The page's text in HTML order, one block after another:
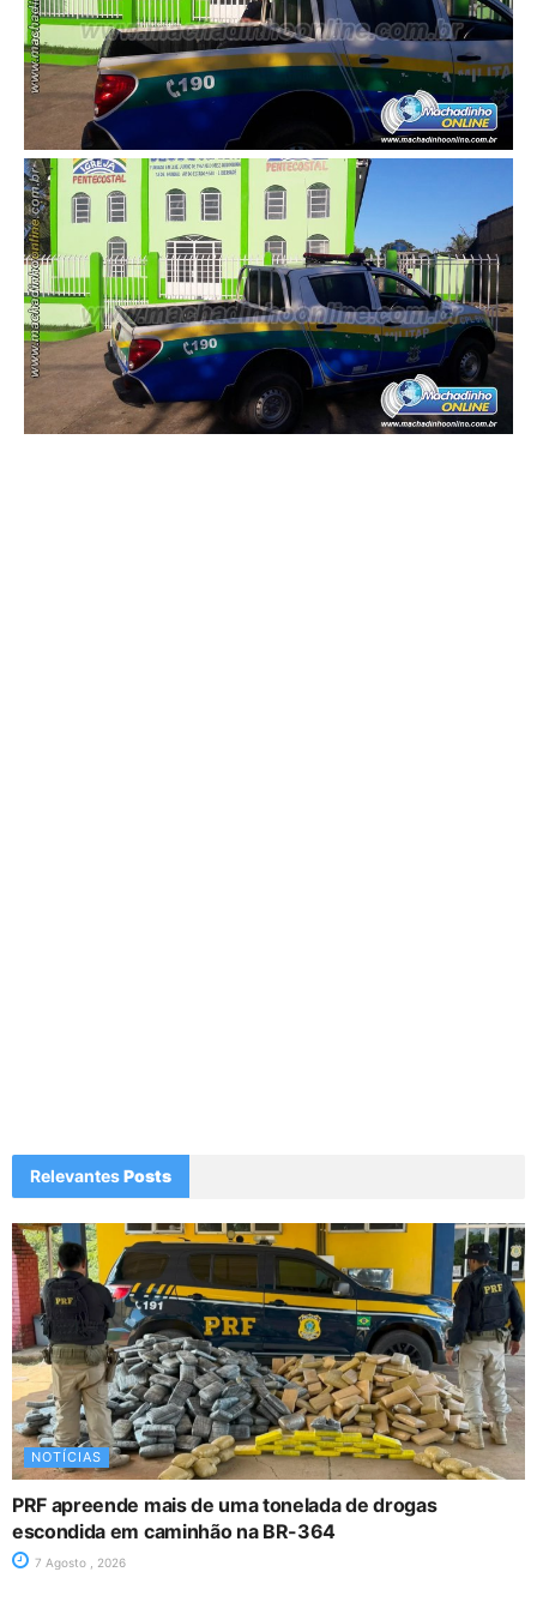
RelevantesPosts
NOTÍCIAS
PRF apreende mais de uma tonelada de drogas
escondida em caminhão na BR-364
7 Agosto , 2026